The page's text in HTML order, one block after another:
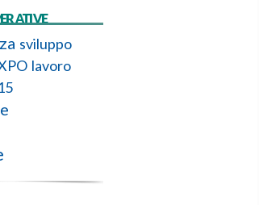
sviluppo
lavoro